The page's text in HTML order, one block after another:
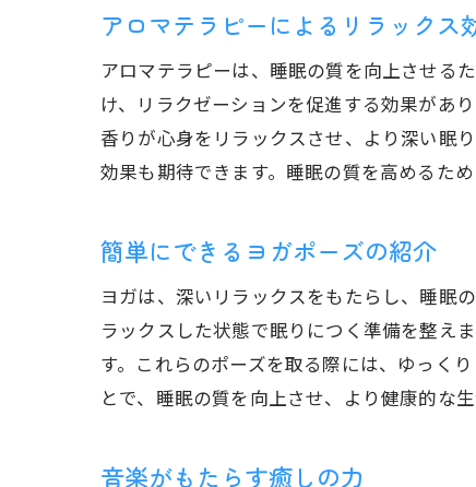
アロマテラピーによるリラックス
アロマテラピーは、睡眠の質を向上させる
け、リラクゼーションを促進する効果があ
香りが心身をリラックスさせ、より深い眠
効果も期待できます。睡眠の質を高めるた
簡単にできるヨガポーズの紹介
ヨガは、深いリラックスをもたらし、睡眠
ラックスした状態で眠りにつく準備を整え
す。これらのポーズを取る際には、ゆっく
とで、睡眠の質を向上させ、より健康的な
音楽がもたらす癒しの力